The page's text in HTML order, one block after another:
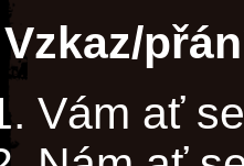
Vzkaz/
Vám ať